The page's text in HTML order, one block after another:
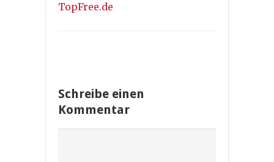
TopFree.de
Schreibe einen
Kommentar